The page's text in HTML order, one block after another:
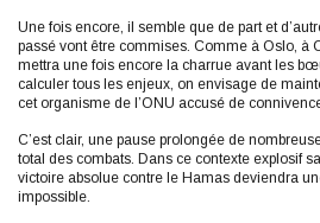
Une fois encore, il semble que de part et
passé vont être commises. Comme à Oslo, à
mettra une fois encore la charrue avant les
calculer tous les enjeux, on envisage de
cet organisme de l’ONU accusé de
C’est clair, une pause prolongée de
total des combats. Dans ce contexte explosif
victoire absolue contre le Hamas deviendra
impossible.